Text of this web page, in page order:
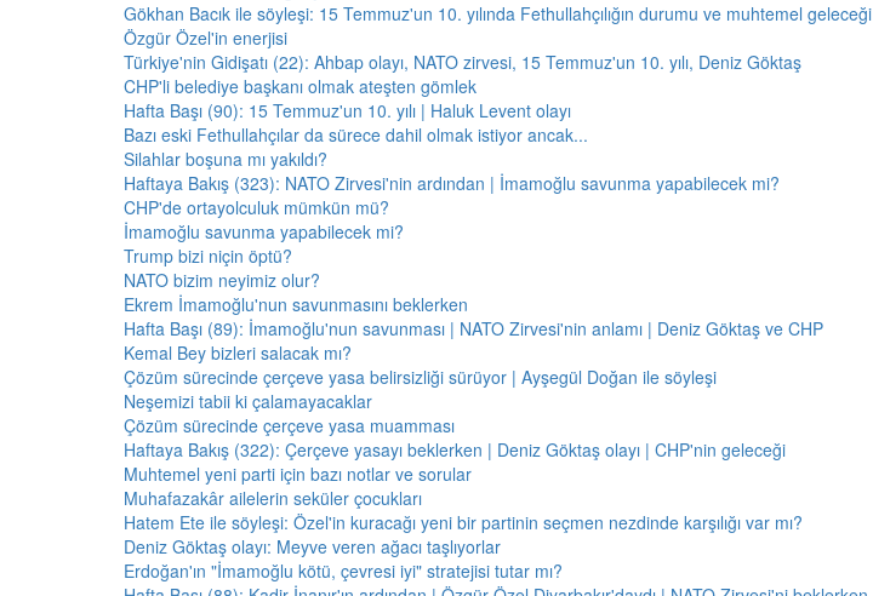
Gökhan Bacık ile söyleşi: 15 Temmuz'un 10. yılında Fethullahçılığın durumu ve muhtemel geleceği
Özgür Özel'in enerjisi
Türkiye'nin Gidişatı (22): Ahbap olayı, NATO zirvesi, 15 Temmuz'un 10. yılı, Deniz Göktaş
CHP'li belediye başkanı olmak ateşten gömlek
Hafta Başı (90): 15 Temmuz'un 10. yılı | Haluk Levent olayı
Bazı eski Fethullahçılar da sürece dahil olmak istiyor ancak...
Silahlar boşuna mı yakıldı?
Haftaya Bakış (323): NATO Zirvesi'nin ardından | İmamoğlu savunma yapabilecek mi?
CHP'de ortayolculuk mümkün mü?
İmamoğlu savunma yapabilecek mi?
Trump bizi niçin öptü?
NATO bizim neyimiz olur?
Ekrem İmamoğlu'nun savunmasını beklerken
Hafta Başı (89): İmamoğlu'nun savunması | NATO Zirvesi'nin anlamı | Deniz Göktaş ve CHP
Kemal Bey bizleri salacak mı?
Çözüm sürecinde çerçeve yasa belirsizliği sürüyor | Ayşegül Doğan ile söyleşi
Neşemizi tabii ki çalamayacaklar
Çözüm sürecinde çerçeve yasa muamması
Haftaya Bakış (322): Çerçeve yasayı beklerken | Deniz Göktaş olayı | CHP'nin geleceği
Muhtemel yeni parti için bazı notlar ve sorular
Muhafazakâr ailelerin seküler çocukları
Hatem Ete ile söyleşi: Özel'in kuracağı yeni bir partinin seçmen nezdinde karşılığı var mı?
Deniz Göktaş olayı: Meyve veren ağacı taşlıyorlar
Erdoğan'ın "İmamoğlu kötü, çevresi iyi" stratejisi tutar mı?